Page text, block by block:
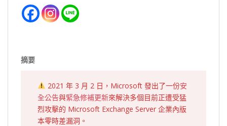
摘要
2021 年 3 月 2 日，Microsoft 發出了一份安
全公告與緊急修補更新來解決多個目前正遭受猛
烈攻擊的 Microsoft Exchange Server 企業內版
本零時差漏洞。